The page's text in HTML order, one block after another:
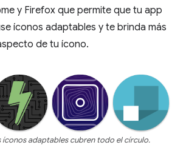
y Firefox que permite que tu app
íconos adaptables y te brinda más
de tu ícono.
íconos adaptables cubren todo el círculo.